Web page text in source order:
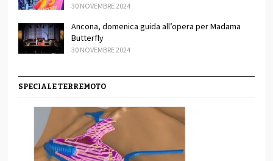
30 NOVEMBRE 2024
Ancona, domenica guida all’opera per Madama
Butterfly
30 NOVEMBRE 2024
SPECIALE TERREMOTO